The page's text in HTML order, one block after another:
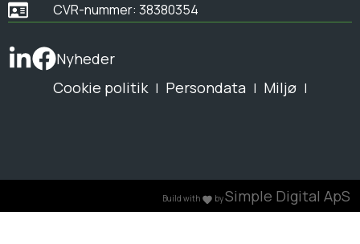
CVR-nummer: 38380354
Nyheder
Cookie politik| Persondata | Miljø |
Build with bySimple Digital ApS